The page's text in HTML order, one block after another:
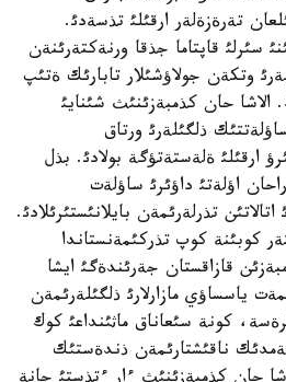
تةرةزةلةر ارقئلئ تذسةدئ.
سئرلئ قاپتاما جذقا ورنةكتةرئنةن
وتكةن جولاؤشئلار تابارئك ةتئپ
حان كذمبةزئنئث شئنايئ
ذلگئلةرئ ورتاق
ارقئلئ ةلةستةتؤگة بولادئ. بذل
اؤلةتئ داؤئرئ ساؤلةت
تذرلةرئمةن بايلانئستئرئلادئ.
كوبئنة كوپ تذركئمةنستاندا
قازاقستان جةرئندةگئ ايشا
ياسساؤي مازارلارئ ذلگئلةرئمةن
كونة سئعاناق ماثئنداعئ كوك
ناقئشتارئمةن ذندةستئك